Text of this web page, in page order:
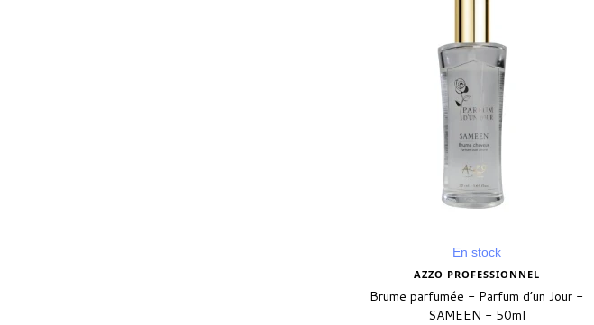
En stock
AZZO PROFESSIONNEL
Brume parfumée - Parfum d’un Jour -
SAMEEN - 50ml